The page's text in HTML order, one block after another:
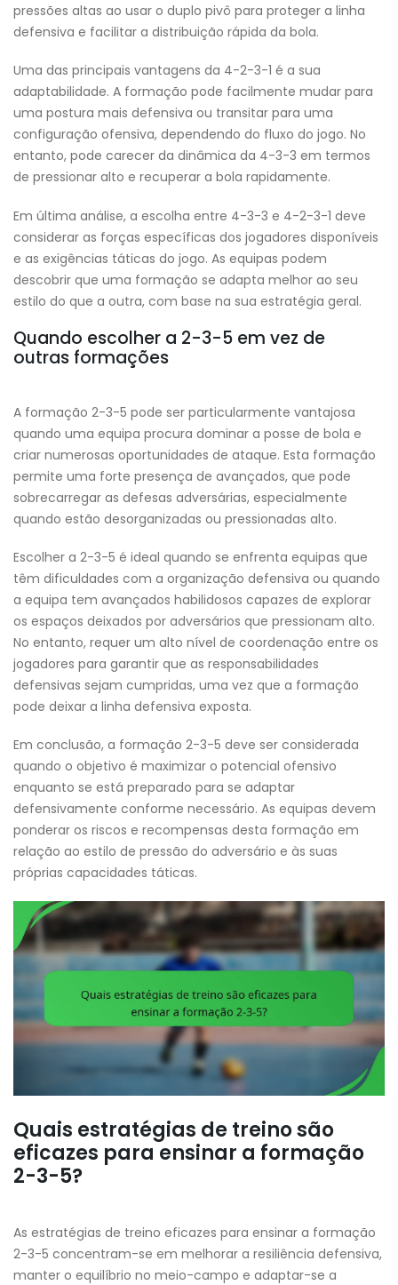
pressões altas ao usar o duplo pivô para proteger a linha
defensiva e facilitar a distribuição rápida da bola.
Uma das principais vantagens da 4-2-3-1 é a sua
adaptabilidade. A formação pode facilmente mudar para
uma postura mais defensiva ou transitar para uma
configuração ofensiva, dependendo do fluxo do jogo. No
entanto, pode carecer da dinâmica da 4-3-3 em termos
de pressionar alto e recuperar a bola rapidamente.
Em última análise, a escolha entre 4-3-3 e 4-2-3-1 deve
considerar as forças específicas dos jogadores disponíveis
e as exigências táticas do jogo. As equipas podem
descobrir que uma formação se adapta melhor ao seu
estilo do que a outra, com base na sua estratégia geral.
Quando escolher a 2-3-5 em vez de
outras formações
A formação 2-3-5 pode ser particularmente vantajosa
quando uma equipa procura dominar a posse de bola e
criar numerosas oportunidades de ataque. Esta formação
permite uma forte presença de avançados, que pode
sobrecarregar as defesas adversárias, especialmente
quando estão desorganizadas ou pressionadas alto.
Escolher a 2-3-5 é ideal quando se enfrenta equipas que
têm dificuldades com a organização defensiva ou quando
a equipa tem avançados habilidosos capazes de explorar
os espaços deixados por adversários que pressionam alto.
No entanto, requer um alto nível de coordenação entre os
jogadores para garantir que as responsabilidades
defensivas sejam cumpridas, uma vez que a formação
pode deixar a linha defensiva exposta.
Em conclusão, a formação 2-3-5 deve ser considerada
quando o objetivo é maximizar o potencial ofensivo
enquanto se está preparado para se adaptar
defensivamente conforme necessário. As equipas devem
ponderar os riscos e recompensas desta formação em
relação ao estilo de pressão do adversário e às suas
próprias capacidades táticas.
Quais estratégias de treino são
eficazes para ensinar a formação
2-3-5?
As estratégias de treino eficazes para ensinar a formação
2-3-5 concentram-se em melhorar a resiliência defensiva,
manter o equilíbrio no meio-campo e adaptar-se a